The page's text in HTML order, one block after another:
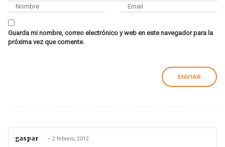
Guarda mi nombre, correo electrónico y web en este navegador para la
próxima vez que comente.
gaspar – 2 febrero, 2012